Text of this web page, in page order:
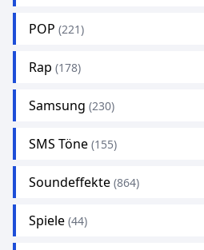
POP (221)
Rap (178)
Samsung (230)
SMS Töne (155)
Soundeffekte (864)
Spiele (44)